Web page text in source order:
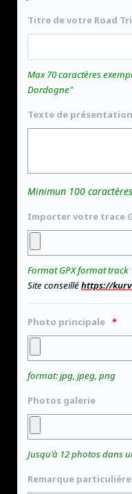
Titre de votre Road
Max 70 caractères
Dordogne"
Texte de présentation
Minimun 100 caractères
Importer votre trace
Format GPX format track
Site conseilléhttps://
Photo principale
format: jpg, jpeg, png
Photos galerie
Jusqu'à 12 photos dans
Remarque particulière